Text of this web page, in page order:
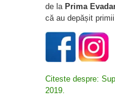
de la Prima
că au depășit
Citeste despre:
2019.